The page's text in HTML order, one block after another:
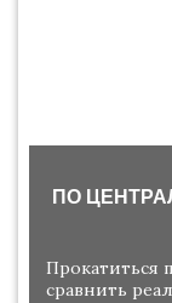
ПО
Прокатиться
сравнить